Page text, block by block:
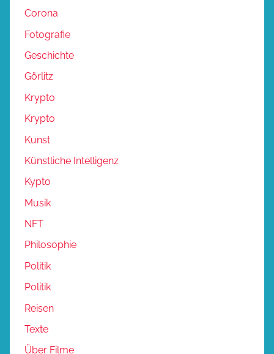
Corona
Fotografie
Geschichte
Görlitz
Krypto
Krypto
Kunst
Künstliche Intelligenz
Kypto
Musik
NFT
Philosophie
Politik
Politik
Reisen
Texte
Über Filme